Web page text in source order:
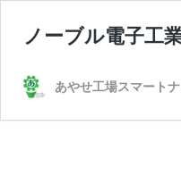
ノーブル電子工
あやせ工場スマート